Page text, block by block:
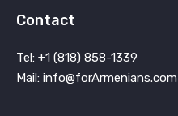
Contact
Tel: +1 (818) 858-1339
Mail: info@forArmenians.com